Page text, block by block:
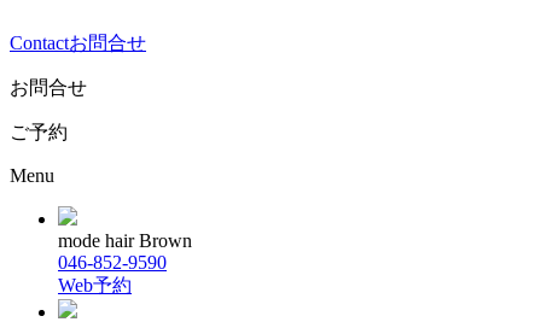
Contactお問合せ
お問合せ
ご予約
Menu
mode hair Brown
046-852-9590
Web予約